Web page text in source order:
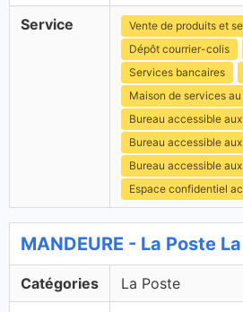
Service
Vente de produits et
Dépôt courrier-colis
Services bancaires
Maison de services
Bureau accessible
Bureau accessible
Bureau accessible
Espace confidentiel
MANDEURE - La Poste
Catégories La Poste